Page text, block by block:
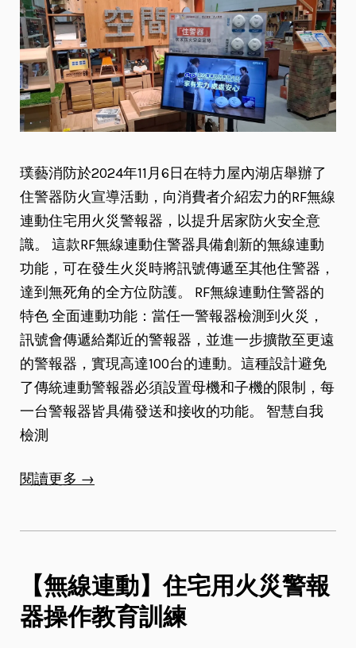
璞藝消防於2024年11月6日在特力屋內湖店舉辦了
住警器防火宣導活動，向消費者介紹宏力的RF無線
連動住宅用火災警報器，以提升居家防火安全意
識。 這款RF無線連動住警器具備創新的無線連動
功能，可在發生火災時將訊號傳遞至其他住警器，
達到無死角的全方位防護。 RF無線連動住警器的
特色 全面連動功能：當任一警報器檢測到火災，
訊號會傳遞給鄰近的警報器，並進一步擴散至更遠
的警報器，實現高達100台的連動。這種設計避免
了傳統連動警報器必須設置母機和子機的限制，每
一台警報器皆具備發送和接收的功能。 智慧自我
檢測
閱讀更多 →
【無線連動】住宅用火災警報
器操作教育訓練